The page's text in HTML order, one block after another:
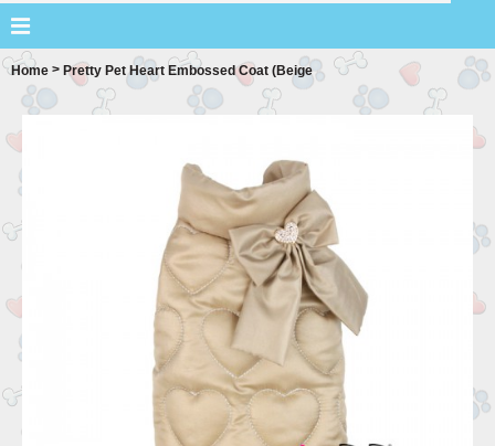
Home > Pretty Pet Heart Embossed Coat (Beige